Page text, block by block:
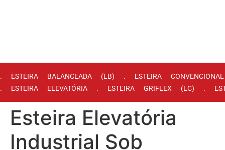
. ESTEIRA BALANCEADA (LB) . ESTEIRA
. ESTEIRA ELEVATÓRIA . ESTEIRA GRIFLEX (LC) .
Esteira Elevatória
Industrial Sob